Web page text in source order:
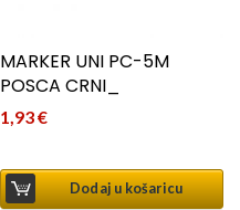
MARKER UNI PC-5M
POSCA CRNI_
1,93€
Dodaj u košaricu